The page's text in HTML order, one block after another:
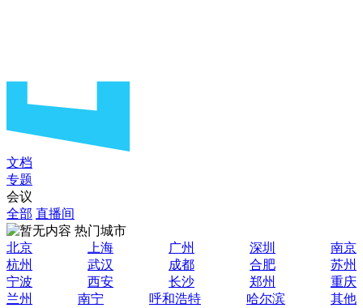
文档
专题
会议
全部 直播间
热门城市
北京
上海 广州 深圳
南京
杭州
武汉 成都 合肥
苏州
宁波
西安 长沙 郑州
重庆
兰州
南宁 呼和浩特 哈尔滨
其他